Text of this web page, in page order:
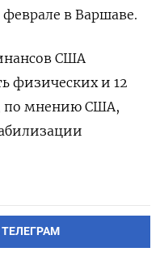
феврале в Варшаве.
США
физических и 12
по мнению США,